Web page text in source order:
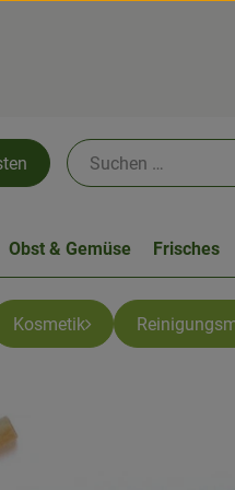
Obst & Gemüse Frisches
Kosmetik